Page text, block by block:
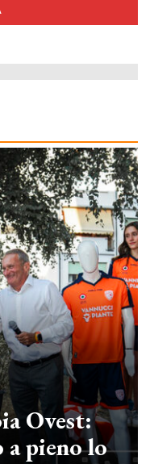
Ovest:
pieno lo